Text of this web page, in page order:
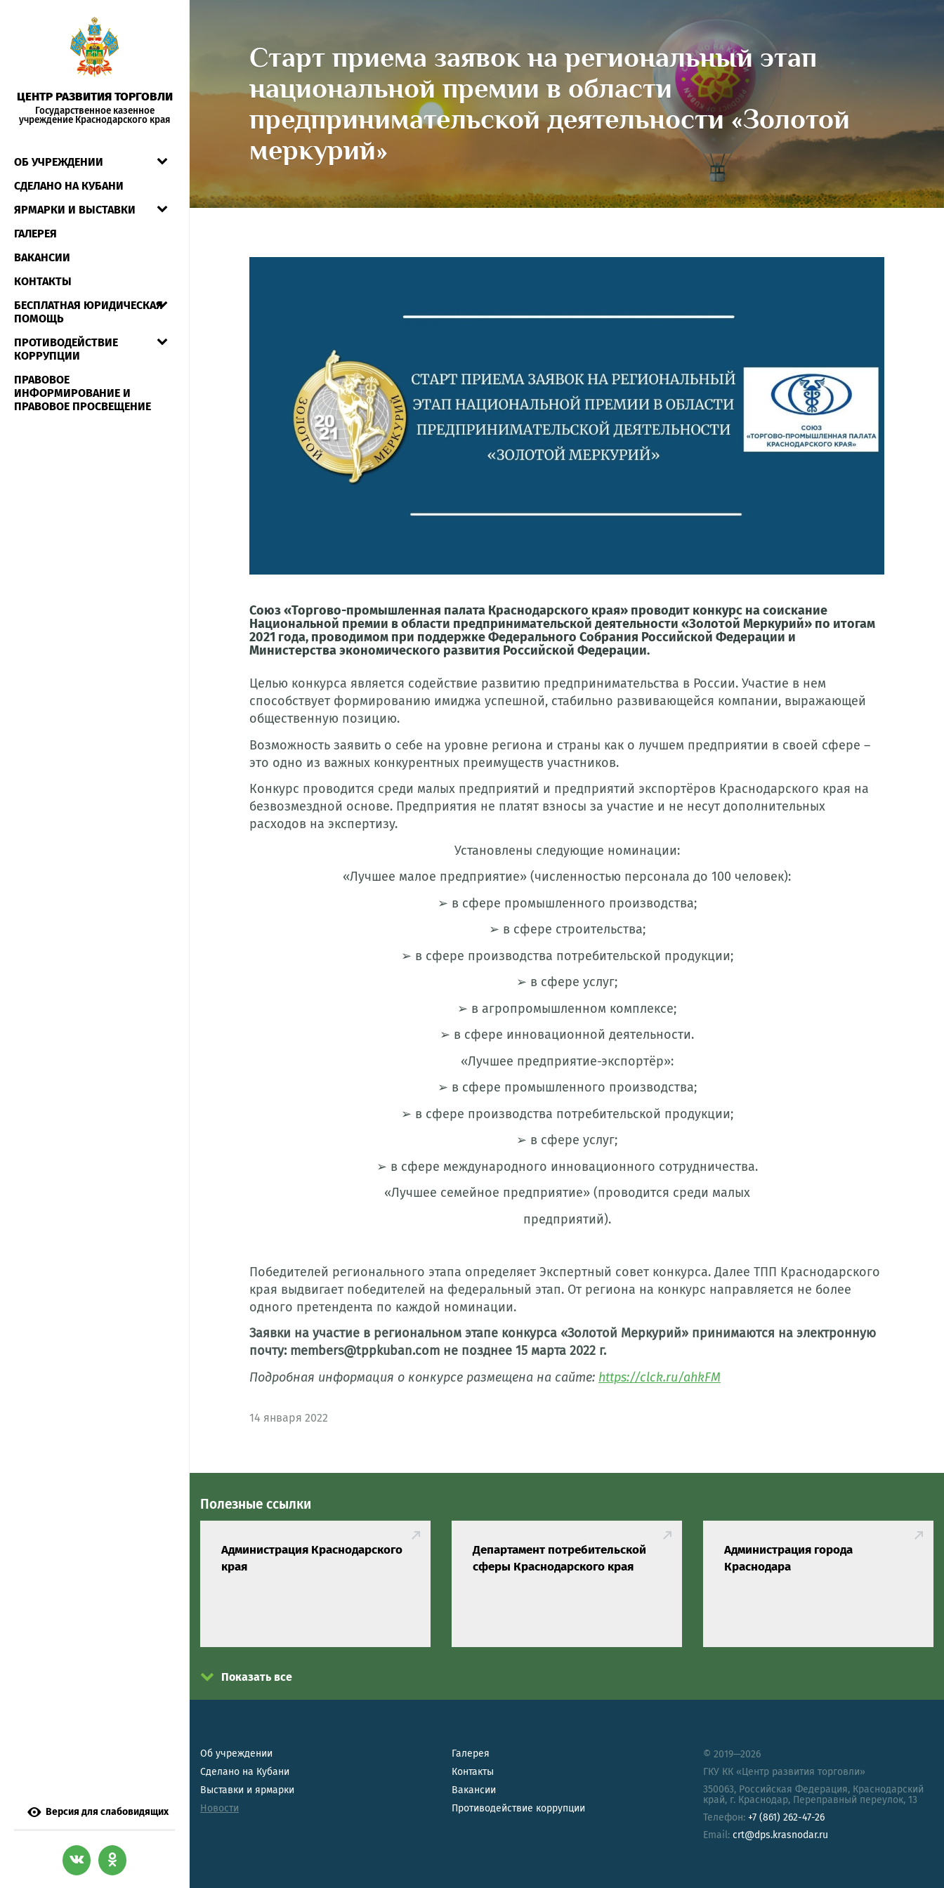
ЦЕНТР РАЗВИТИЯ ТОРГОВЛИ
Государственное казенное
учреждение Краснодарского края
ОБ УЧРЕЖДЕНИИ
СДЕЛАНО НА КУБАНИ
ЯРМАРКИ И ВЫСТАВКИ
ГАЛЕРЕЯ
ВАКАНСИИ
КОНТАКТЫ
БЕСПЛАТНАЯ ЮРИДИЧЕСКАЯ
ПОМОЩЬ
ПРОТИВОДЕЙСТВИЕ
КОРРУПЦИИ
ПРАВОВОЕ
ИНФОРМИРОВАНИЕ И
ПРАВОВОЕ ПРОСВЕЩЕНИЕ
Версия для слабовидящих
Старт приема заявок на региональный этап
национальной премии в области
предпринимательской деятельности «Золотой
меркурий»
Союз «Торгово-промышленная палата Краснодарского края» проводит конкурс на соискание
Национальной премии в области предпринимательской деятельности «Золотой Меркурий» по итогам
2021 года, проводимом при поддержке Федерального Собрания Российской Федерации и
Министерства экономического развития Российской Федерации.
Целью конкурса является содействие развитию предпринимательства в России. Участие в нем
способствует формированию имиджа успешной, стабильно развивающейся компании, выражающей
общественную позицию.
Возможность заявить о себе на уровне региона и страны как о лучшем предприятии в своей сфере –
это одно из важных конкурентных преимуществ участников.
Конкурс проводится среди малых предприятий и предприятий экспортёров Краснодарского края на
безвозмездной основе. Предприятия не платят взносы за участие и не несут дополнительных
расходов на экспертизу.
Установлены следующие номинации:
«Лучшее малое предприятие» (численностью персонала до 100 человек):
➢ в сфере промышленного производства;
➢ в сфере строительства;
➢ в сфере производства потребительской продукции;
➢ в сфере услуг;
➢ в агропромышленном комплексе;
➢ в сфере инновационной деятельности.
«Лучшее предприятие-экспортёр»:
➢ в сфере промышленного производства;
➢ в сфере производства потребительской продукции;
➢ в сфере услуг;
➢ в сфере международного инновационного сотрудничества.
«Лучшее семейное предприятие» (проводится среди малых
предприятий).
Победителей регионального этапа определяет Экспертный совет конкурса. Далее ТПП Краснодарского
края выдвигает победителей на федеральный этап. От региона на конкурс направляется не более
одного претендента по каждой номинации.
Заявки на участие в региональном этапе конкурса «Золотой Меркурий» принимаются на электронную
почту: members@tppkuban.com не позднее 15 марта 2022 г.
Подробная информация о конкурсе размещена на сайте: https://clck.ru/ahkFM
14 января 2022
Полезные ссылки
Администрация Краснодарского
края
Департамент потребительской
сферы Краснодарского края
Администрация города
Краснодара
Показать все
Об учреждении
Сделано на Кубани
Выставки и ярмарки
Новости
Галерея
Контакты
Вакансии
Противодействие коррупции
© 2019—2026
ГКУ КК «Центр развития торговли»
350063, Российская Федерация, Краснодарский
край, г. Краснодар, Переправный переулок, 13
Телефон: +7 (861) 262-47-26
Email: crt@dps.krasnodar.ru